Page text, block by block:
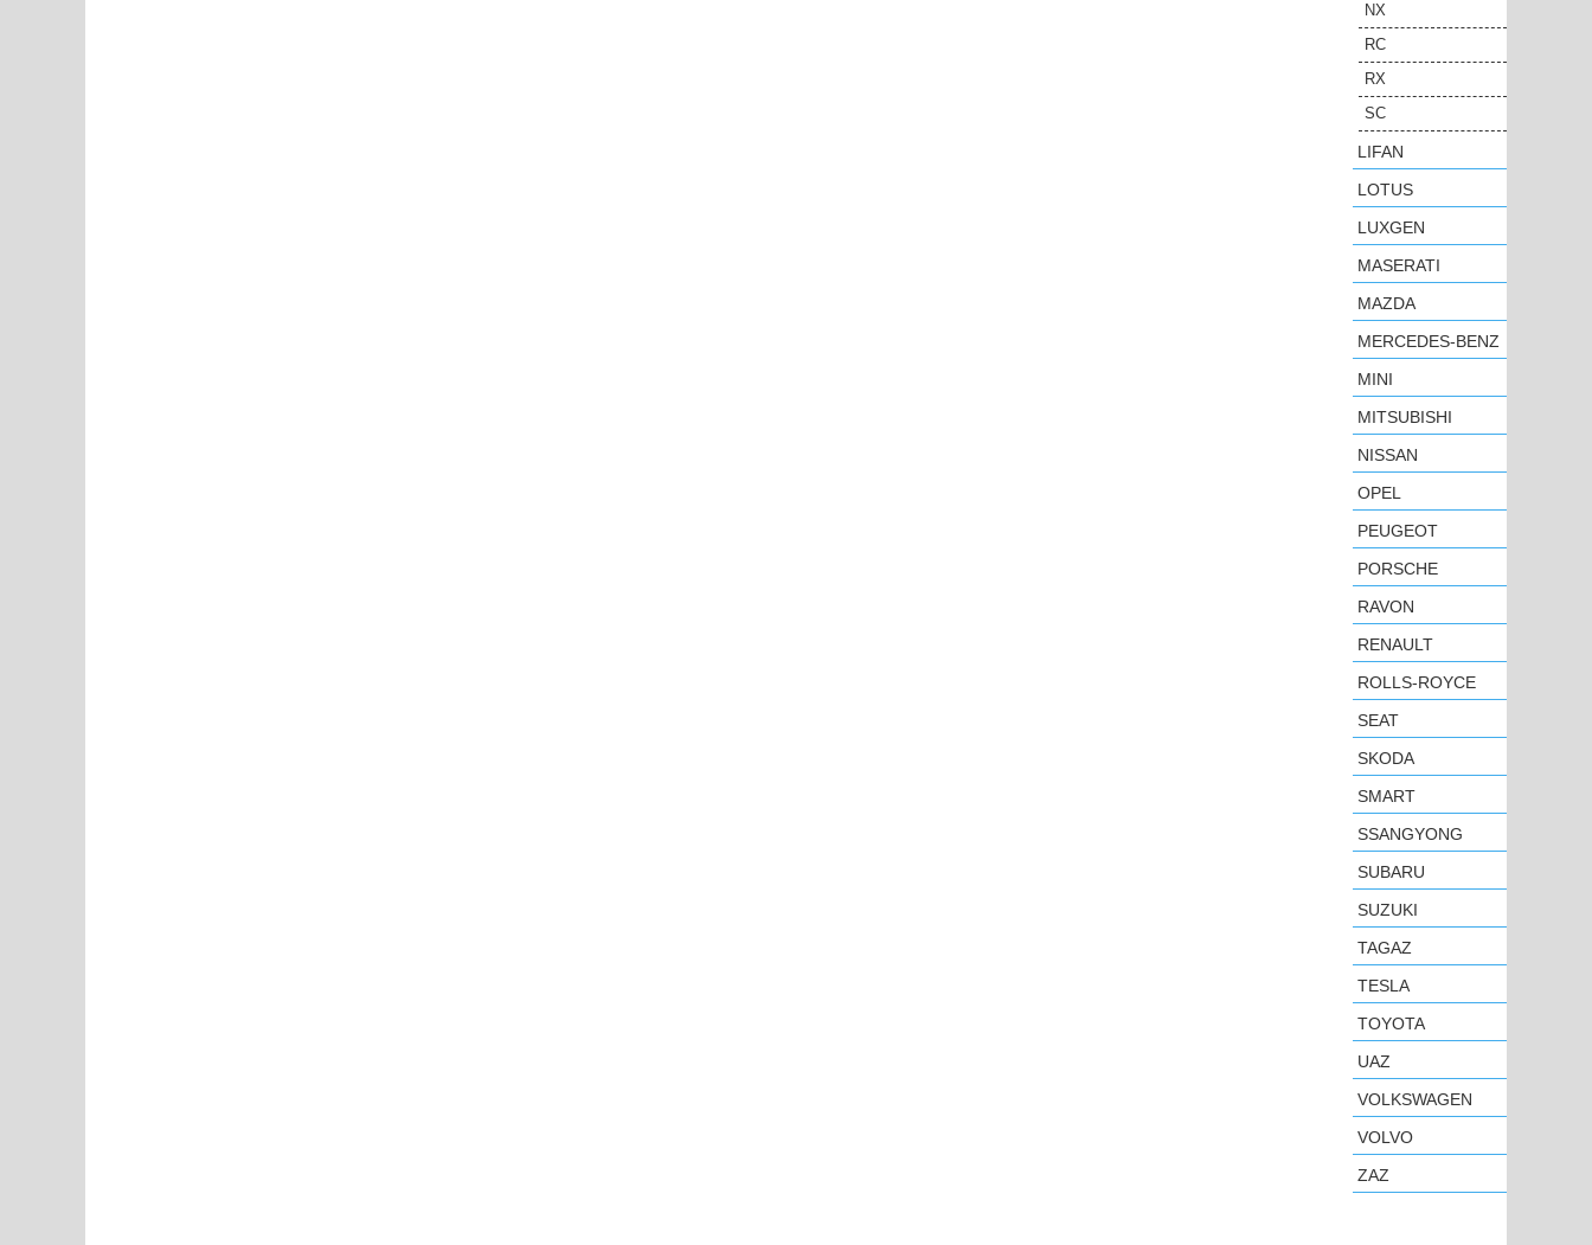
NX
RC
RX
SC
LIFAN
LOTUS
LUXGEN
MASERATI
MAZDA
MERCEDES-BENZ
MINI
MITSUBISHI
NISSAN
OPEL
PEUGEOT
PORSCHE
RAVON
RENAULT
ROLLS-ROYCE
SEAT
SKODA
SMART
SSANGYONG
SUBARU
SUZUKI
TAGAZ
TESLA
TOYOTA
UAZ
VOLKSWAGEN
VOLVO
ZAZ